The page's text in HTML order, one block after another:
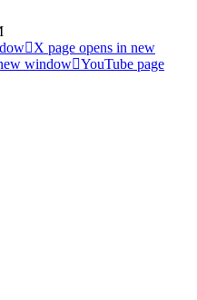
X page opens in new
window YouTube page